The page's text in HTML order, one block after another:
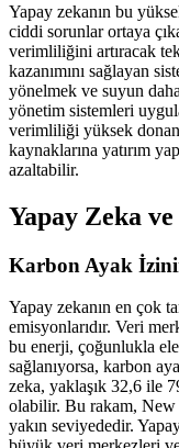
Yapay zekanın bu
ciddi sorunlar ortaya
verimliliğini artıracak
kazanımını sağlayan
yönelmek ve suyun
yönetim sistemleri
verimliliği yüksek
kaynaklarına yatırım
azaltabilir.
Yapay Zeka
Karbon Ayak
Yapay zekanın en çok
emisyonlarıdır. Veri
bu enerji, çoğunlukla
sağlanıyorsa, karbon
zeka, yaklaşık 32,6 ile
olabilir. Bu rakam, New
yakın seviyededir.